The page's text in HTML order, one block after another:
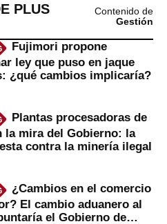
PLUS
Contenido de
Gestión
Fujimori propone
ley que puso en jaque
¿qué cambios implicaría?
Plantas procesadoras de
la mira del Gobierno: la
contra la minería ilegal
¿Cambios en el comercio
El cambio aduanero al
el Gobierno de